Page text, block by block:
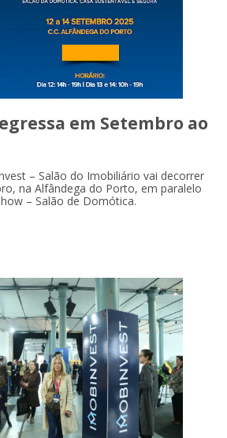
em Setembro ao
– Salão do Imobiliário vai decorrer
na Alfândega do Porto, em paralelo
– Salão de Domótica.